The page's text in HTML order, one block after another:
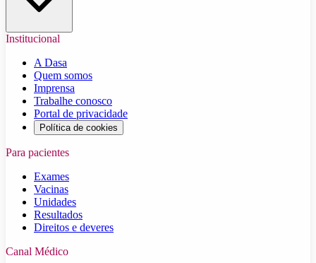
Institucional
A Dasa
Quem somos
Imprensa
Trabalhe conosco
Portal de privacidade
Política de cookies
Para pacientes
Exames
Vacinas
Unidades
Resultados
Direitos e deveres
Canal Médico